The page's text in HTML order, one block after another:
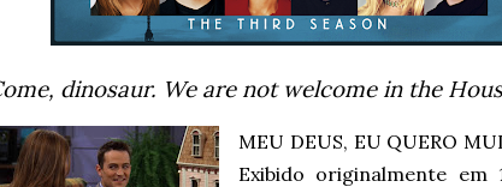
dinosaur. We are not welcome in the
MEU DEUS, EU QUERO
Exibido originalmente em